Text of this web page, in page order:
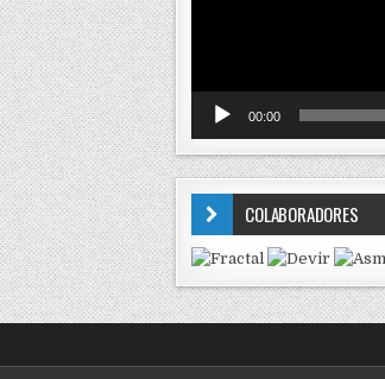
00:00
COLABORADORES